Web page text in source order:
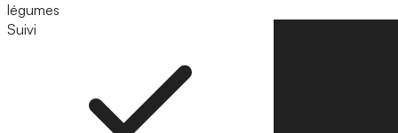
légumes
Suivi